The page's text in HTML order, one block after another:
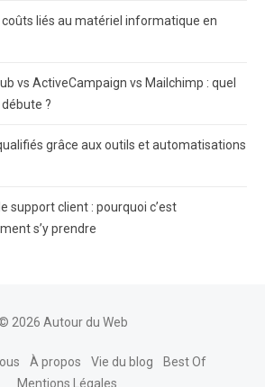
liés au matériel informatique en
vs ActiveCampaign vs Mailchimp : quel
?
grâce aux outils et automatisations
support client : pourquoi c’est
s’y prendre
2026 Autour du Web
À propos Vie du blog
Best Of
Mentions Légales